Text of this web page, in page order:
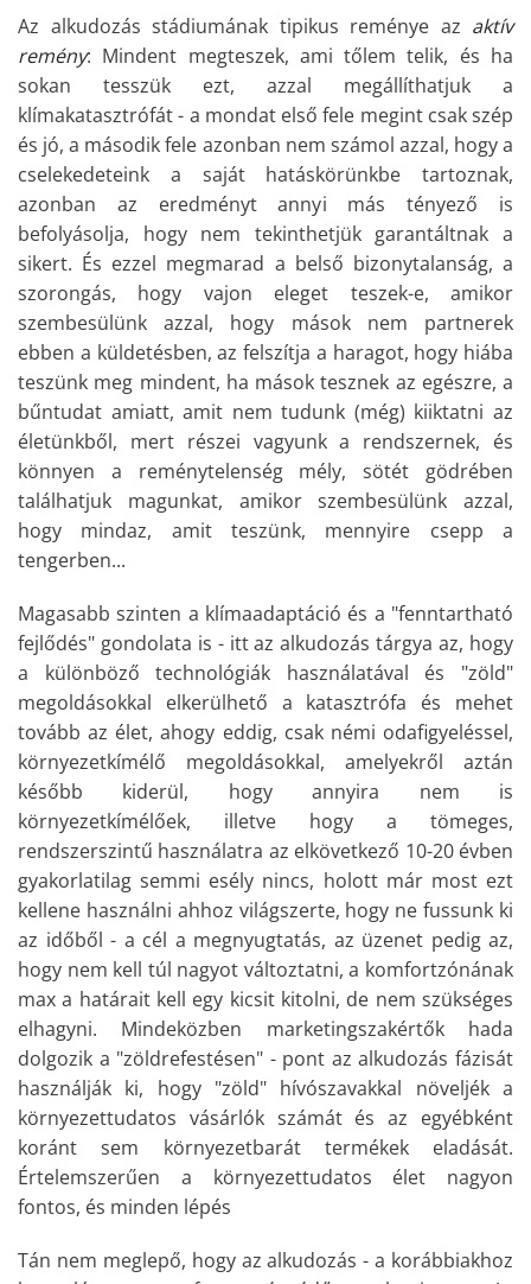
Az alkudozás stádiumának tipikus reménye az aktív
remény: Mindent megteszek, ami tőlem telik, és ha
sokan tesszük ezt, azzal megállíthatjuk a
klímakatasztrófát - a mondat első fele megint csak szép
és jó, a második fele azonban nem számol azzal, hogy a
cselekedeteink a saját hatáskörünkbe tartoznak,
azonban az eredményt annyi más tényező is
befolyásolja, hogy nem tekinthetjük garantáltnak a
sikert. És ezzel megmarad a belső bizonytalanság, a
szorongás, hogy vajon eleget teszek-e, amikor
szembesülünk azzal, hogy mások nem partnerek
ebben a küldetésben, az felszítja a haragot, hogy hiába
teszünk meg mindent, ha mások tesznek az egészre, a
bűntudat amiatt, amit nem tudunk (még) kiiktatni az
életünkből, mert részei vagyunk a rendszernek, és
könnyen a reménytelenség mély, sötét gödrében
találhatjuk magunkat, amikor szembesülünk azzal,
hogy mindaz, amit teszünk, mennyire csepp a
tengerben...
Magasabb szinten a klímaadaptáció és a "fenntartható
fejlődés" gondolata is - itt az alkudozás tárgya az, hogy
a különböző technológiák használatával és "zöld"
megoldásokkal elkerülhető a katasztrófa és mehet
tovább az élet, ahogy eddig, csak némi odafigyeléssel,
környezetkímélő megoldásokkal, amelyekről aztán
később kiderül, hogy annyira nem is
környezetkímélőek, illetve hogy a tömeges,
rendszerszintű használatra az elkövetkező 10-20 évben
gyakorlatilag semmi esély nincs, holott már most ezt
kellene használni ahhoz világszerte, hogy ne fussunk ki
az időből - a cél a megnyugtatás, az üzenet pedig az,
hogy nem kell túl nagyot változtatni, a komfortzónának
max a határait kell egy kicsit kitolni, de nem szükséges
elhagyni. Mindeközben marketingszakértők hada
dolgozik a "zöldrefestésen" - pont az alkudozás fázisát
használják ki, hogy "zöld" hívószavakkal növeljék a
környezettudatos vásárlók számát és az egyébként
koránt sem környezetbarát termékek eladását.
Értelemszerűen a környezettudatos élet nagyon
fontos, és minden lépés
Tán nem meglepő, hogy az alkudozás - a korábbiakhoz